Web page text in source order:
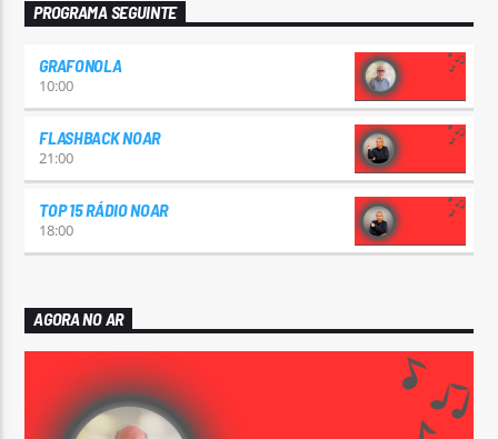
PROGRAMA SEGUINTE
GRAFONOLA
10:00
FLASHBACK NOAR
21:00
TOP 15 RÁDIO NOAR
18:00
AGORA NO AR